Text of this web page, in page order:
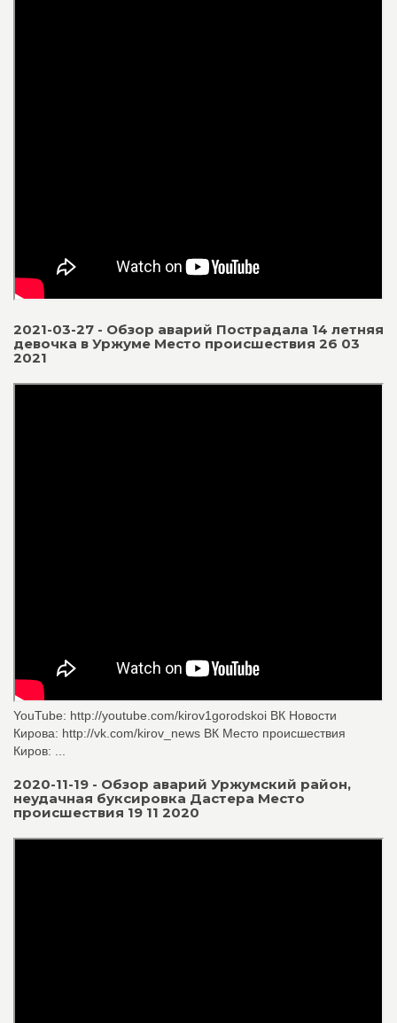
2021-03-27 - Обзор аварий Пострадала 14 летняя
девочка в Уржуме Место происшествия 26 03
2021
YouTube: http://youtube.com/kirov1gorodskoi ВК Новости
Кирова: http://vk.com/kirov_news ВК Место происшествия
Киров: ...
2020-11-19 - Обзор аварий Уржумский район,
неудачная буксировка Дастера Место
происшествия 19 11 2020